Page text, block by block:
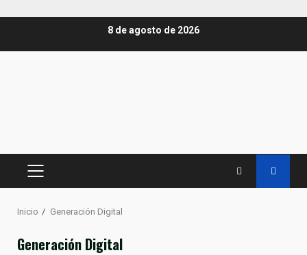
8 de agosto de 2026
MENÚ
Inicio Generación Digital
Generación Digital